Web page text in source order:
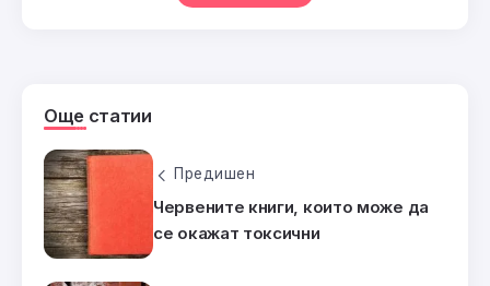
Още статии
Предишен
Червените книги, които може да
се окажат токсични